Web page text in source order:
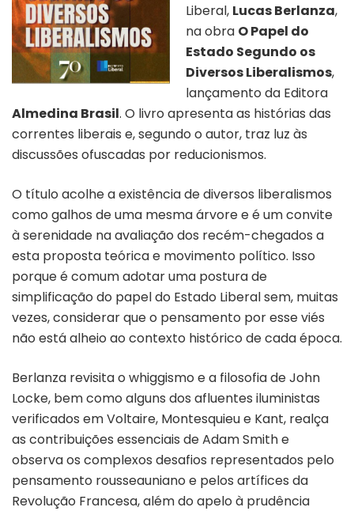
Liberal, Lucas Berlanza,
na obra O Papel do
Estado Segundo os
Diversos Liberalismos,
lançamento da Editora
Almedina Brasil. O livro apresenta as histórias das
correntes liberais e, segundo o autor, traz luz às
discussões ofuscadas por reducionismos.
O título acolhe a existência de diversos liberalismos
como galhos de uma mesma árvore e é um convite
à serenidade na avaliação dos recém-chegados a
esta proposta teórica e movimento político. Isso
porque é comum adotar uma postura de
simplificação do papel do Estado Liberal sem, muitas
vezes, considerar que o pensamento por esse viés
não está alheio ao contexto histórico de cada época.
Berlanza revisita o whiggismo e a filosofia de John
Locke, bem como alguns dos afluentes iluministas
verificados em Voltaire, Montesquieu e Kant, realça
as contribuições essenciais de Adam Smith e
observa os complexos desafios representados pelo
pensamento rousseauniano e pelos artífices da
Revolução Francesa, além do apelo à prudência